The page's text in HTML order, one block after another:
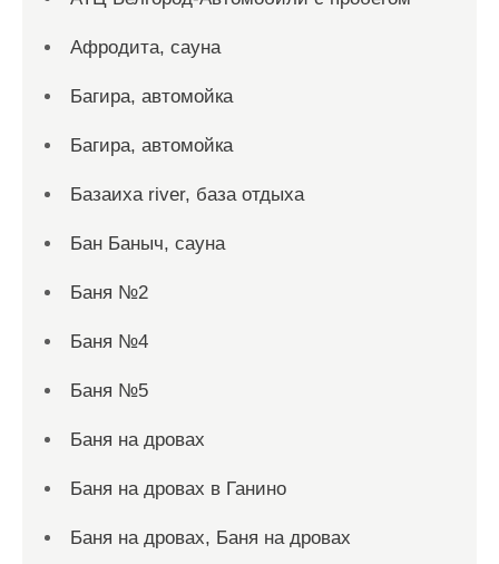
Афродита, сауна
Багира, автомойка
Багира, автомойка
Базаиха river, база отдыха
Бан Баныч, сауна
Баня №2
Баня №4
Баня №5
Баня на дровах
Баня на дровах в Ганино
Баня на дровах, Баня на дровах